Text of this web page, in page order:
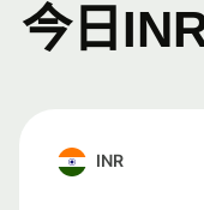
今日
INR